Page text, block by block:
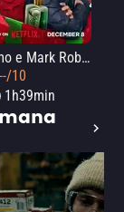
Elmo e Mark Rober na Oficina de Natal
--/10
1h39min